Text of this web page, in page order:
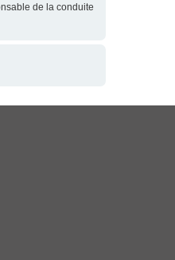
de la conduite